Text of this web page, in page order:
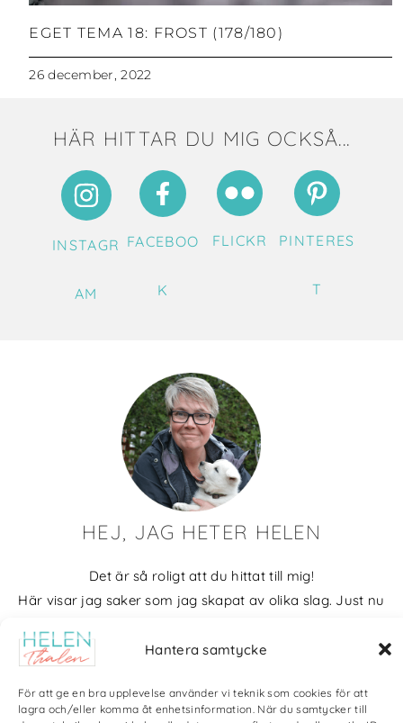
Hantera samtycke
För att ge en bra upplevelse använder vi teknik som cookies för att
lagra och/eller komma åt enhetsinformation. När du samtycker till
EGET TEMA 18: FROST (178/180)
26 december, 2022
HÄR HITTAR DU MIG OCKSÅ...
INSTAGR
AM
FACEBOO
K
FLICKR PINTERES
T
HEJ, JAG HETER HELEN
Det är så roligt att du hittat till mig!
Här visar jag saker som jag skapat av olika slag. Just nu
kärlek till naturen och min vackra hund. Men också lite
Bloggarkiv